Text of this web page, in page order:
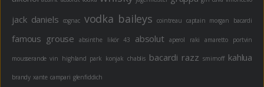
jack daniels cognac vodka baileys cointreau captain morgan bacardi
famous grouse absinthe likör 43 absolut aperol raki amaretto portvin
mousserande vin highland park konjak chablis bacardi razz smirnoff kahlua
brandy xante campari glenfiddich